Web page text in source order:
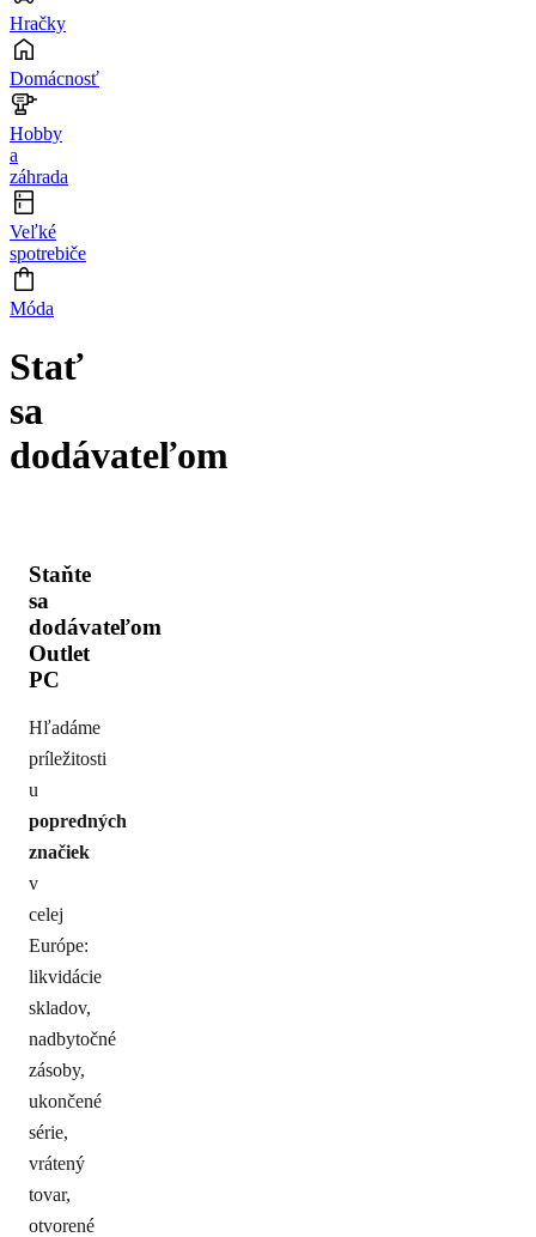
Hračky
Domácnosť
Hobby
a
záhrada
Veľké
spotrebiče
Móda
Stať
sa
dodávateľom
Staňte
sa
dodávateľom
Outlet
PC
Hľadáme
príležitosti
u
popredných
značiek
v
celej
Európe:
likvidácie
skladov,
nadbytočné
zásoby,
ukončené
série,
vrátený
tovar,
otvorené